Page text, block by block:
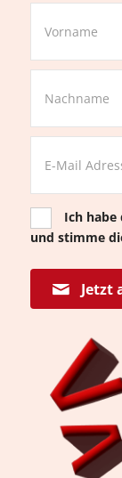
Ich habe
und stimme
Jetzt